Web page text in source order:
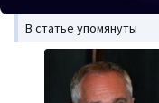
В статье упомянуты